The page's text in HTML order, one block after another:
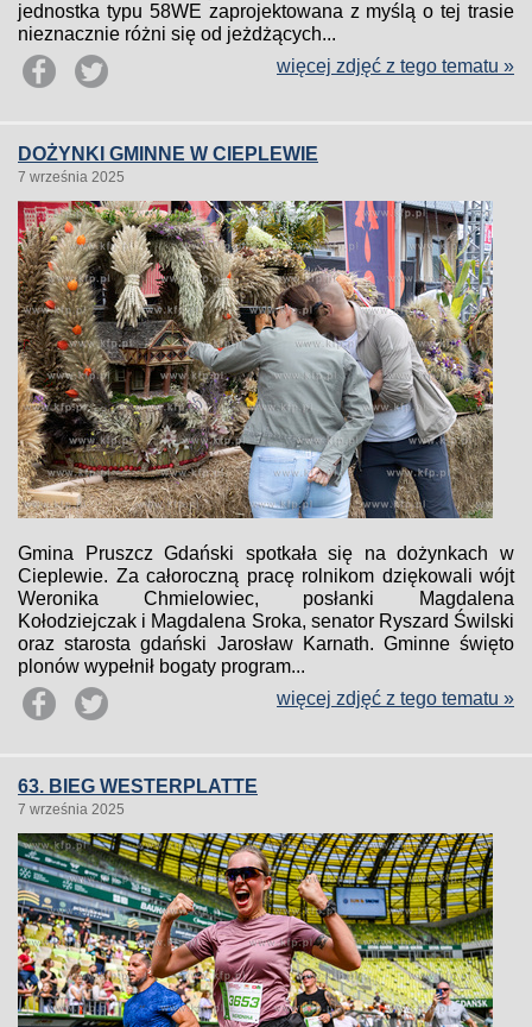
jednostka typu 58WE zaprojektowana z myślą o tej trasie
nieznacznie różni się od jeżdżących...
więcej zdjęć z tego tematu »
DOŻYNKI GMINNE W CIEPLEWIE
7 września 2025
Gmina Pruszcz Gdański spotkała się na dożynkach w
Cieplewie. Za całoroczną pracę rolnikom dziękowali wójt
Weronika Chmielowiec, posłanki Magdalena
Kołodziejczak i Magdalena Sroka, senator Ryszard Świlski
oraz starosta gdański Jarosław Karnath. Gminne święto
plonów wypełnił bogaty program...
więcej zdjęć z tego tematu »
63. BIEG WESTERPLATTE
7 września 2025